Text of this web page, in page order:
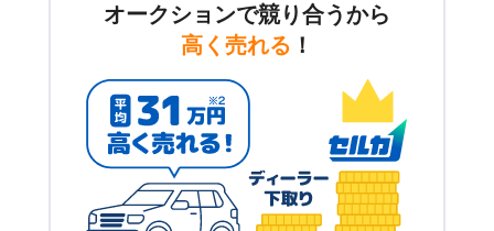
オークションで競り合うから
高く売れる ！